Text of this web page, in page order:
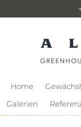
Home
Galerien